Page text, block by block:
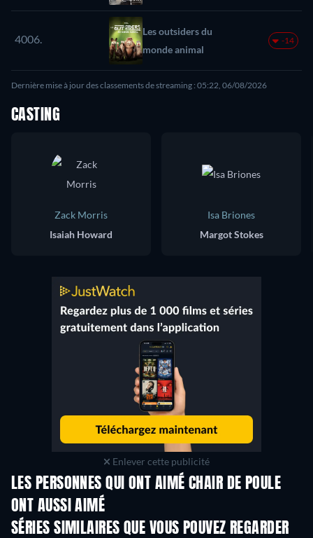
4006.
Les outsiders du
monde animal
-14
Dernière mise à jour des classements de streaming : 05:22, 06/08/2026
CASTING
Zack Morris
Isaiah Howard
Isa Briones
Margot Stokes
Enlever cette publicité
LES PERSONNES QUI ONT AIMÉ CHAIR DE POULE
ONT AUSSI AIMÉ
Série
SÉRIES SIMILAIRES QUE VOUS POUVEZ REGARDER